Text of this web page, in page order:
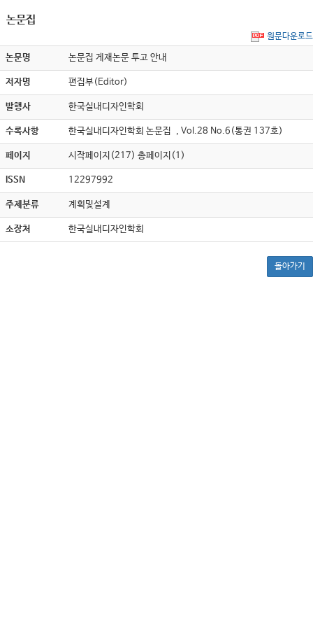
논문집
원문다운로드
논문명 논문집 게재논문 투고 안내
저자명 편집부(Editor)
발행사 한국실내디자인학회
수록사항 한국실내디자인학회 논문집 , Vol.28 No.6(통권 137호)
페이지 시작페이지(217) 총페이지(1)
ISSN 12297992
주제분류 계획및설계
소장처 한국실내디자인학회